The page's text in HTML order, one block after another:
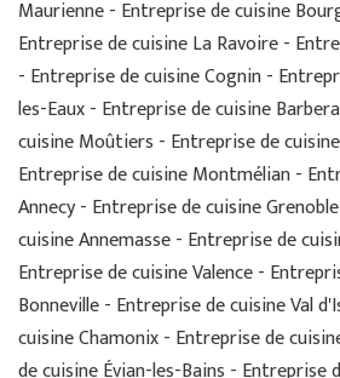
Maurienne - Entreprise de cuisine
Entreprise de cuisine La Ravoire -
- Entreprise de cuisine Cognin -
les-Eaux - Entreprise de cuisine
cuisine Moûtiers - Entreprise de
Entreprise de cuisine Montmélian -
Annecy - Entreprise de cuisine
cuisine Annemasse - Entreprise de
Entreprise de cuisine Valence -
Bonneville - Entreprise de cuisine Val
cuisine Chamonix - Entreprise de